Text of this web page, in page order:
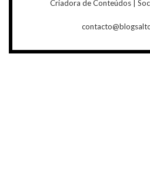
Criadora de Conteúdos |